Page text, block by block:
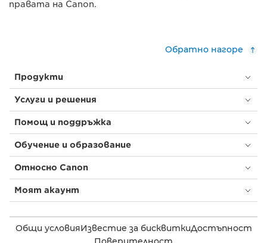
правата на Canon.
Обратно нагоре
Продукти
Услуги и решения
Помощ и поддръжка
Обучение и образование
Относно Canon
Моят акаунт
Общи условияИзвестие за бисквиткиДостъпност